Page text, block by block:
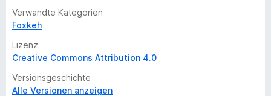
g
e
n
v
r
Verwandte Kategorien
Foxkeh
Lizenz
Creative Commons Attribution 4.0
Versionsgeschichte
Alle Versionen anzeigen